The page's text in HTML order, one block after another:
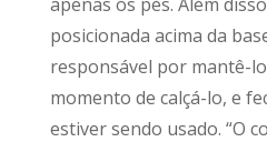
posicionada acima da
responsável por mantê-
momento de calçá-lo, e
estiver sendo usado. “O